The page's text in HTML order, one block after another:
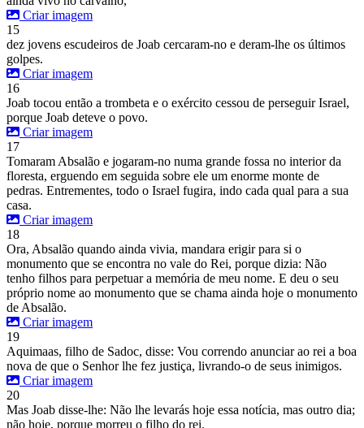
Criar imagem
15
dez jovens escudeiros de Joab cercaram-no e deram-lhe os últimos
golpes.
Criar imagem
16
Joab tocou então a trombeta e o exército cessou de perseguir Israel,
porque Joab deteve o povo.
Criar imagem
17
Tomaram Absalão e jogaram-no numa grande fossa no interior da
floresta, erguendo em seguida sobre ele um enorme monte de
pedras. Entrementes, todo o Israel fugira, indo cada qual para a sua
casa.
Criar imagem
18
Ora, Absalão quando ainda vivia, mandara erigir para si o
monumento que se encontra no vale do Rei, porque dizia: Não
tenho filhos para perpetuar a memória de meu nome. E deu o seu
próprio nome ao monumento que se chama ainda hoje o monumento
de Absalão.
Criar imagem
19
Aquimaas, filho de Sadoc, disse: Vou correndo anunciar ao rei a boa
nova de que o Senhor lhe fez justiça, livrando-o de seus inimigos.
Criar imagem
20
Mas Joab disse-lhe: Não lhe levarás hoje essa notícia, mas outro dia;
não hoje, porque morreu o filho do rei.